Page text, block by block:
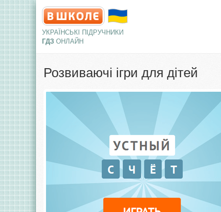
УКРАЇНСЬКІ ПІДРУЧНИКИ
ГДЗ ОНЛАЙН
Розвиваючі ігри для дітей